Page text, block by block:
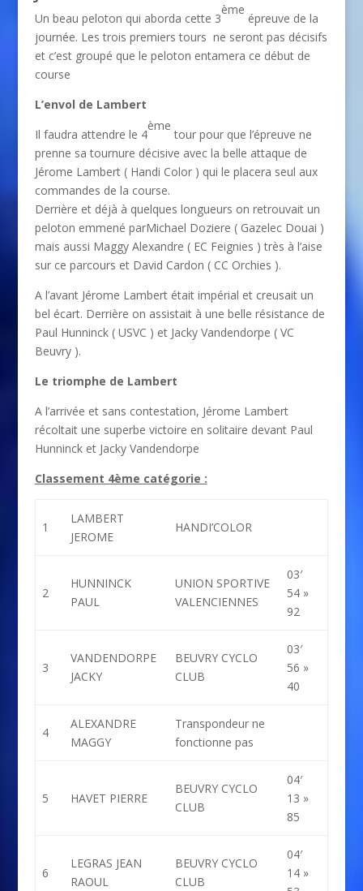
Un beau peloton qui aborda cette 3
ème
épreuve de la
journée. Les trois premiers tours ne seront pas décisifs
et c’est groupé que le peloton entamera ce début de
course
L’envol de Lambert
Il faudra attendre le 4
ème
tour pour que l’épreuve ne
prenne sa tournure décisive avec la belle attaque de
Jérome Lambert ( Handi Color ) qui le placera seul aux
commandes de la course.
Derrière et déjà à quelques longueurs on retrouvait un
peloton emmené parMichael Doziere ( Gazelec Douai )
mais aussi Maggy Alexandre ( EC Feignies ) très à l’aise
sur ce parcours et David Cardon ( CC Orchies ).
A l’avant Jérome Lambert était impérial et creusait un
bel écart. Derrière on assistait à une belle résistance de
Paul Hunninck ( USVC ) et Jacky Vandendorpe ( VC
Beuvry ).
Le triomphe de Lambert
A l’arrivée et sans contestation, Jérome Lambert
récoltait une superbe victoire en solitaire devant Paul
Hunninck et Jacky Vandendorpe
Classement 4ème catégorie :
1
LAMBERT
JEROME
HANDI’COLOR
2
HUNNINCK
PAUL
UNION SPORTIVE
VALENCIENNES
03′
54 »
92
3
VANDENDORPE
JACKY
BEUVRY CYCLO
CLUB
03′
56 »
40
4
ALEXANDRE
MAGGY
Transpondeur ne
fonctionne pas
5 HAVET PIERRE
BEUVRY CYCLO
CLUB
04′
13 »
85
6
LEGRAS JEAN
RAOUL
BEUVRY CYCLO
CLUB
04′
14 »